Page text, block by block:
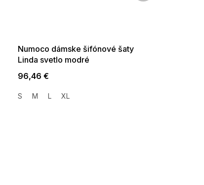
Numoco dámske šifónové šaty
Linda svetlo modré
96,46 €
S M L XL